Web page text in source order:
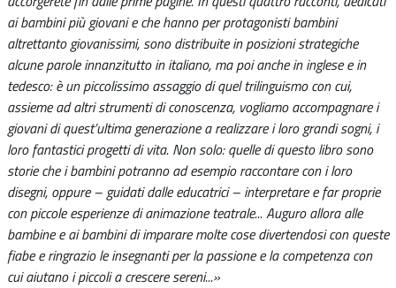
ai bambini più giovani e che hanno per protagonisti bambini
altrettanto giovanissimi, sono distribuite in posizioni strategiche
alcune parole innanzitutto in italiano, ma poi anche in inglese e in
tedesco: è un piccolissimo assaggio di quel trilinguismo con cui,
assieme ad altri strumenti di conoscenza, vogliamo accompagnare i
giovani di quest’ultima generazione a realizzare i loro grandi sogni, i
loro fantastici progetti di vita. Non solo: quelle di questo libro sono
storie che i bambini potranno ad esempio raccontare con i loro
disegni, oppure – guidati dalle educatrici – interpretare e far proprie
con piccole esperienze di animazione teatrale... Auguro allora alle
bambine e ai bambini di imparare molte cose divertendosi con queste
fiabe e ringrazio le insegnanti per la passione e la competenza con
cui aiutano i piccoli a crescere sereni...»